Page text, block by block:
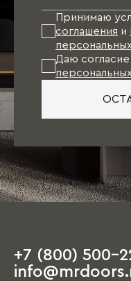
Принимаю
соглашения и
Даю согласие
+7 (800) 500-